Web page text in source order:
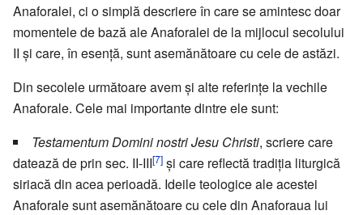
Anaforalei, ci o simplă descriere în care se amintesc doar
momentele de bază ale Anaforalei de la mijlocul secolului
II şi care, în esenţă, sunt asemănătoare cu cele de astăzi.
Din secolele următoare avem şi alte referinţe la vechile
Anaforale. Cele mai importante dintre ele sunt:
Testamentum Domini nostri Jesu Christi, scriere care
datează de prin sec. II-III[7] şi care reflectă tradiţia liturgică
siriacă din acea perioadă. Ideile teologice ale acestei
Anaforale sunt asemănătoare cu cele din Anaforaua lui